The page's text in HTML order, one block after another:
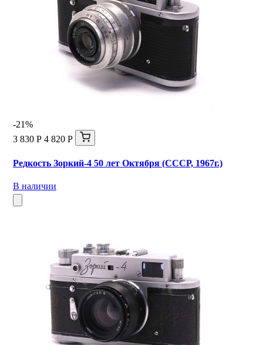
-21%
3 830 Р 4 820 Р
Редкость Зоркий-4 50 лет Октября (СССР, 1967г.)
В наличии